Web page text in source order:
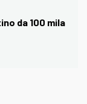
da 100 mila